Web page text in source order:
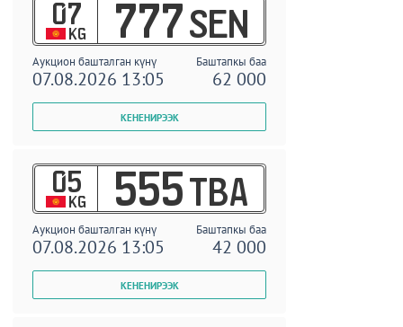
07
KG 777 SEN
Аукцион башталган күнү Баштапкы баа
07.08.2026 13:05 62 000
05
KG 555 TBA
Аукцион башталган күнү Баштапкы баа
07.08.2026 13:05 42 000